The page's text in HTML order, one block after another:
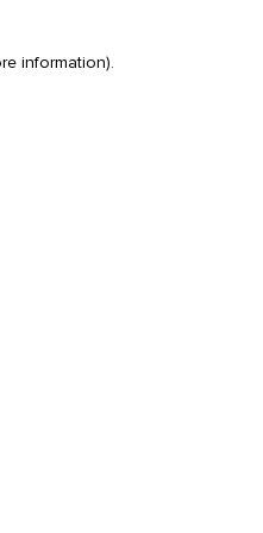
information).